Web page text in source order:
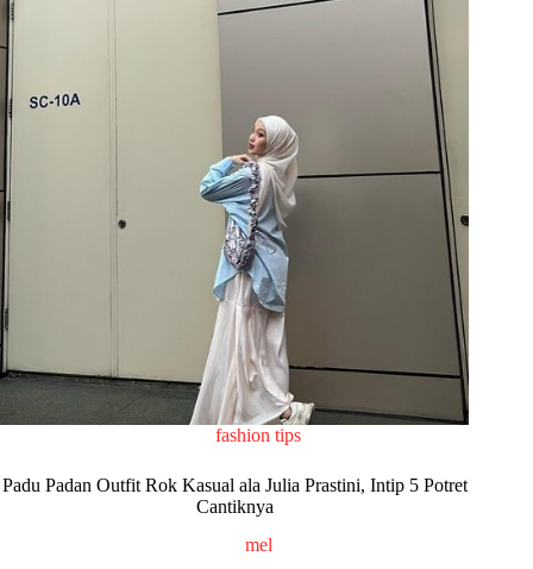
fashion tips
Padu Padan Outfit Rok Kasual ala Julia Prastini, Intip 5 Potret
Cantiknya
mel